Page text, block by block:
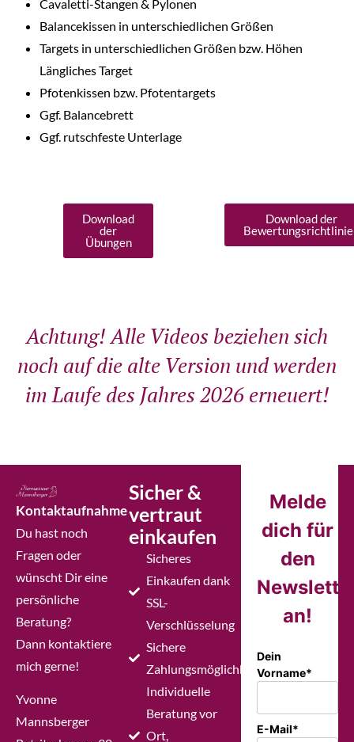
Cavaletti-Stangen & Pylonen
Balancekissen in unterschiedlichen Größen
Targets in unterschiedlichen Größen bzw. Höhen
Längliches Target
Pfotenkissen bzw. Pfotentargets
Ggf. Balancebrett
Ggf. rutschfeste Unterlage
Download
der
Übungen
Download der
Achtung! Alle Videos beziehen sich
noch auf die alte Version und werden
im Laufe des Jahres 2026 erneuert!
Kontaktaufnahme
Du hast noch
Fragen oder
wünscht Dir eine
persönliche
Beratung?
Dann kontaktiere
mich gerne!
Yvonne
Mannsberger
Sicher &
vertraut
einkaufen
Sicheres
Einkaufen dank
SSL-
Verschlüsselung
Sichere
Zahlungsmöglichkeiten
Individuelle
Beratung vor
Ort,
Melde
dich für
den
an!
Dein
Vorname*
E-Mail*